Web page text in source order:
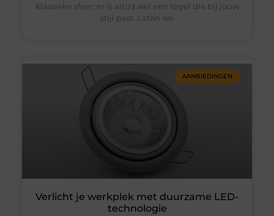
klassieke sfeer, er is altijd wel een tegel die bij jouw
stijl past. Laten we
AANBIEDINGEN
Verlicht je werkplek met duurzame LED-
technologie